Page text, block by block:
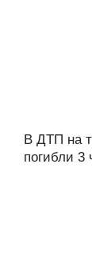
В ДТП на
погибли 3